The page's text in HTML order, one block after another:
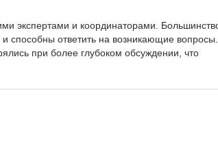
экспертами и координаторами.
способны ответить на возникающие
при более глубоком обсуждении, что
при выполнении домашних